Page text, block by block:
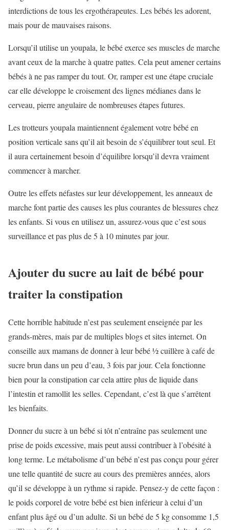
interdictions de tous les ergothérapeutes. Les bébés les adorent,
mais pour de mauvaises raisons.
Lorsqu’il utilise un youpala, le bébé exerce ses muscles de marche
avant ceux de la marche à quatre pattes. Cela peut amener certains
bébés à ne pas ramper du tout. Or, ramper est une étape cruciale
car elle développe le croisement des lignes médianes dans le
cerveau, pierre angulaire de nombreuses étapes futures.
Les trotteurs youpala maintiennent également votre bébé en
position verticale sans qu’il ait besoin de s’équilibrer tout seul. Et
il aura certainement besoin d’équilibre lorsqu’il devra vraiment
commencer à marcher.
Outre les effets néfastes sur leur développement, les anneaux de
marche font partie des causes les plus courantes de blessures chez
les enfants. Si vous en utilisez un, assurez-vous que c’est sous
surveillance et pas plus de 5 à 10 minutes par jour.
Ajouter du sucre au lait de bébé pour
traiter la constipation
Cette horrible habitude n’est pas seulement enseignée par les
grands-mères, mais par de multiples blogs et sites internet. On
conseille aux mamans de donner à leur bébé ½ cuillère à café de
sucre brun dans un peu d’eau, 3 fois par jour. Cela fonctionne
bien pour la constipation car cela attire plus de liquide dans
l’intestin et ramollit les selles. Cependant, c’est là que s’arrêtent
les bienfaits.
Donner du sucre à un bébé si tôt n’entraîne pas seulement une
prise de poids excessive, mais peut aussi contribuer à l’obésité à
long terme. Le métabolisme d’un bébé n’est pas conçu pour gérer
une telle quantité de sucre au cours des premières années, alors
qu’il se développe à un rythme si rapide. Pensez-y de cette façon :
le poids corporel de votre bébé est bien inférieur à celui d’un
enfant plus âgé ou d’un adulte. Si un bébé de 5 kg consomme 1,5